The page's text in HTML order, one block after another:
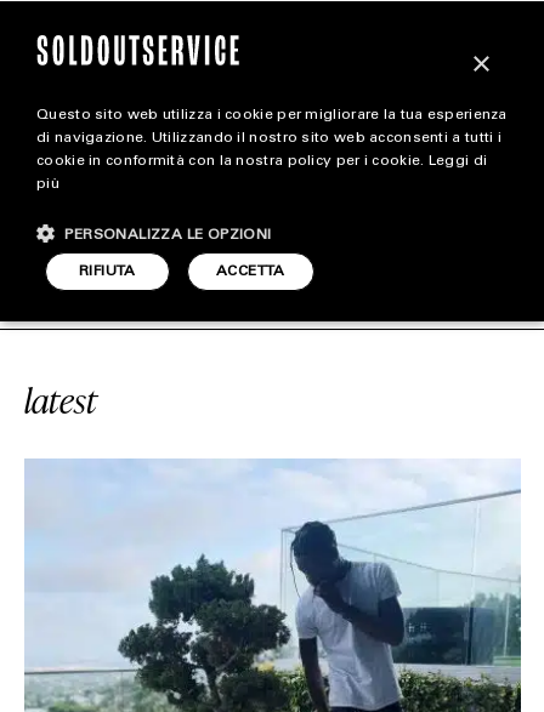
magazine
STYLE
FOOTWEAR
#CDG X CONVERSE
latest
×
Questo sito web utilizza i cookie per migliorare la tua esperienza
di navigazione. Utilizzando il nostro sito web acconsenti a tutti i
cookie in conformità con la nostra policy per i cookie. Leggi di
più
ACCETTA
RIFIUTA
PERSONALIZZA LE OPZIONI